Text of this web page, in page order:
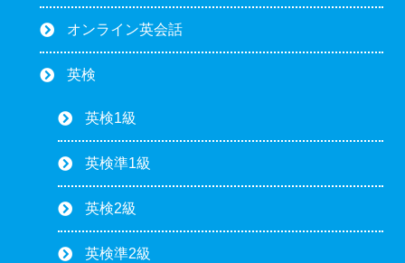
オンライン英会話
英検
英検1級
英検準1級
英検2級
英検準2級